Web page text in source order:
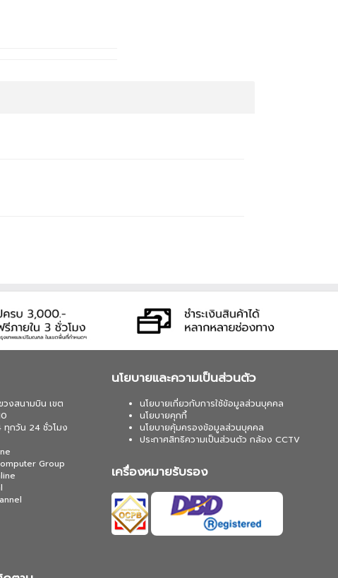
วงสนามบิน เขต
ทุกวัน 24 ชั่วโมง
Group
นโยบายและความเป็นส่วนตัว
นโยบายเกี่ยวกับการใช้ข้อมูลส่วนบุคคล
นโยบายคุกกี้
นโยบายคุ้มครองข้อมูลส่วนบุคคล
ประกาศสิทธิความเป็นส่วนตัว กล้อง CCTV
เครื่องหมายรับรอง